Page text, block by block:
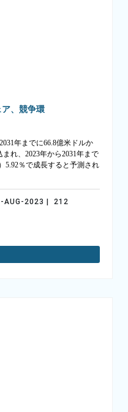
、競争環
年までに66.8億米ドルか
れ、2023年から2031年まで
5.92％で成長すると予測され
AUG-2023 | 212